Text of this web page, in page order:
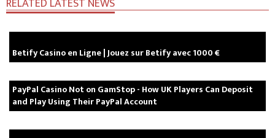
RELATED LATEST NEWS
Betify Casino en Ligne | Jouez sur Betify avec 1000 €
PayPal Casino Not on GamStop - How UK Players Can Deposit
and Play Using Their PayPal Account